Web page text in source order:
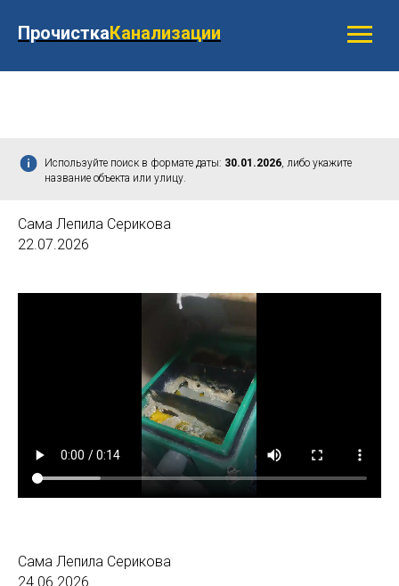
ПрочисткаКанализации
Используйте поиск в формате даты: 30.01.2026, либо укажите
название объекта или улицу.
Сама Лепила Серикова
22.07.2026
Сама Лепила Серикова
24.06.2026